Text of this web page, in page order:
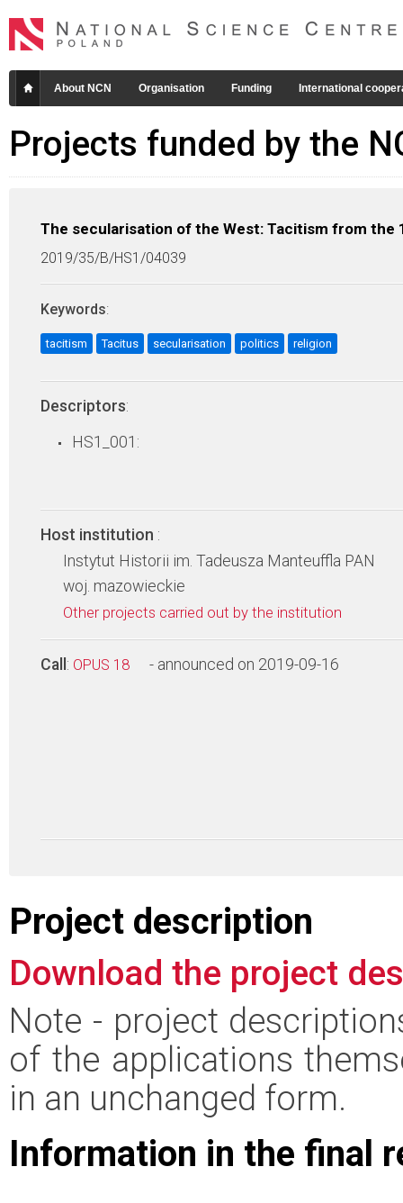
About NCN Organisation Funding International
Projects funded by the
The secularisation of the West: Tacitism from
2019/35/B/HS1/04039
Keywords:
tacitism Tacitus secularisation politics religion
Descriptors:
HS1_001:
Host institution :
Instytut Historii im. Tadeusza Manteuffla PAN
woj. mazowieckie
Other projects carried out by the institution
Call : OPUS 18 - announced on 2019-09-16
Project description
Download the project
Note - project
of the applications
in an unchanged form.
Information in the final